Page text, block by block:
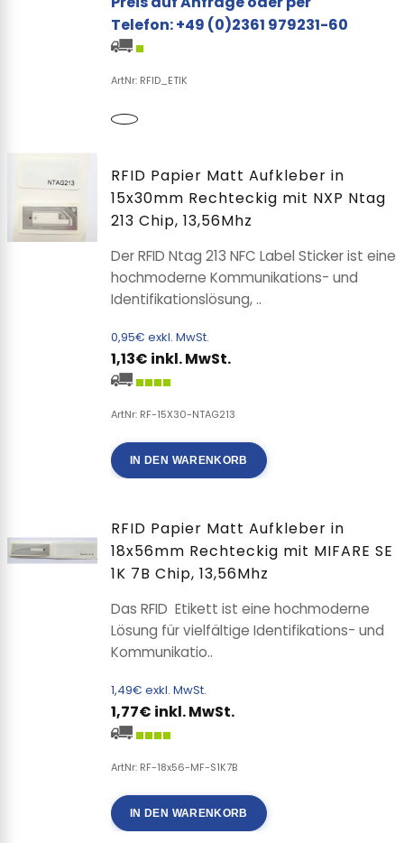
Telefon: +49 (0)2361 979231-60
ArtNr: RFID_ETIK
RFID Papier Matt Aufkleber in
15x30mm Rechteckig mit NXP Ntag
213 Chip, 13,56Mhz
Der RFID Ntag 213 NFC Label Sticker ist eine
hochmoderne Kommunikations- und
Identifikationslösung, ..
0,95€ exkl. MwSt.
1,13€ inkl. MwSt.
ArtNr: RF-15X30-NTAG213
IN DEN WARENKORB
RFID Papier Matt Aufkleber in
18x56mm Rechteckig mit MIFARE SE
1K 7B Chip, 13,56Mhz
Das RFID Etikett ist eine hochmoderne
Lösung für vielfältige Identifikations- und
Kommunikatio..
1,49€ exkl. MwSt.
1,77€ inkl. MwSt.
ArtNr: RF-18x56-MF-S1K7B
IN DEN WARENKORB